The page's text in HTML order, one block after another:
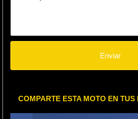
Enviar
COMPARTE ESTA MOTO EN